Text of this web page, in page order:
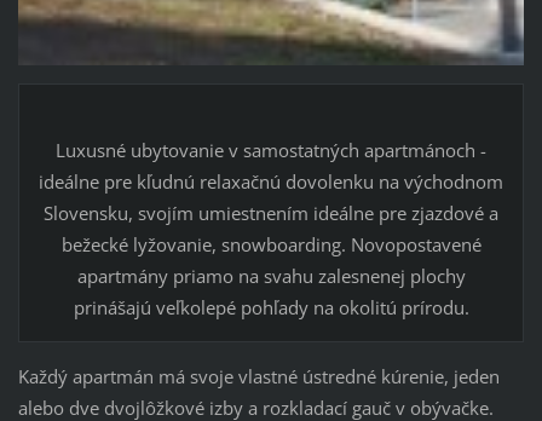
Luxusné ubytovanie v samostatných apartmánoch -
ideálne pre kľudnú relaxačnú dovolenku na východnom
Slovensku, svojím umiestnením ideálne pre zjazdové a
bežecké lyžovanie, snowboarding. Novopostavené
apartmány priamo na svahu zalesnenej plochy
prinášajú veľkolepé pohľady na okolitú prírodu.
Každý apartmán má svoje vlastné ústredné kúrenie, jeden
alebo dve dvojlôžkové izby a rozkladací gauč v obývačke.